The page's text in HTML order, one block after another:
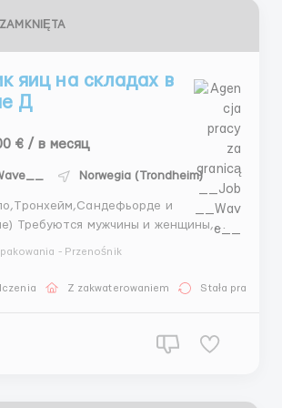
ZAMKNIĘTA
яиц на складах в
Д
€ / в месяц
Norwegia (Trondheim)
на фабрику яиц, фасовка, упаковка,
Оформление через
- Przenośnik
Z zakwaterowaniem Stała praca